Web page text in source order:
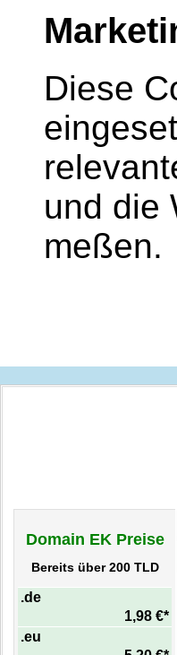
Diese
und die
meßen.
Domain EK Preise
Bereits über 200 TLD
.de
1,98 €*
.eu